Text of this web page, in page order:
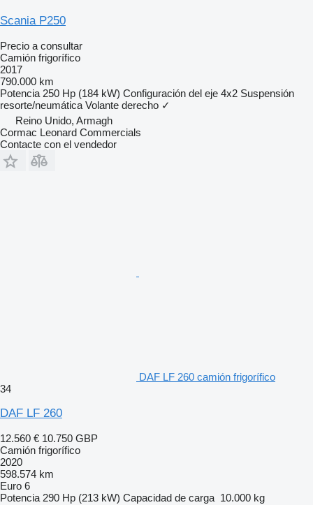
Scania P250
Precio a consultar
Camión frigorífico
2017
790.000 km
Potencia 250 Hp (184 kW) Configuración del eje 4x2 Suspensión
resorte/neumática Volante derecho ✓
Reino Unido, Armagh
Cormac Leonard Commercials
Contacte con el vendedor
DAF LF 260 camión frigorífico
34
DAF LF 260
12.560 € 10.750 GBP
Camión frigorífico
2020
598.574 km
Euro 6
Potencia 290 Hp (213 kW) Capacidad de carga 10.000 kg